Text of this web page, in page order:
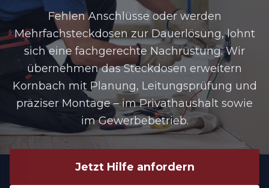
Fehlen Anschlüsse oder werden
Mehrfachsteckdosen zur Dauerlösung, lohnt
sich eine fachgerechte Nachrüstung. Wir
übernehmen das Steckdosen erweitern
Kornbach mit Planung, Leitungsprüfung und
präziser Montage – im Privathaushalt sowie
im Gewerbebetrieb.
Jetzt Hilfe anfordern